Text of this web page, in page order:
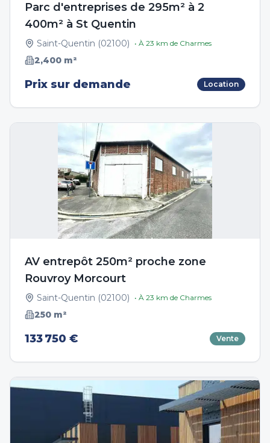
Parc d'entreprises de 295m² à 2
400m² à St Quentin
Saint-Quentin (02100) • À 23 km de Charmes
2,400 m²
Prix sur demande Location
AV entrepôt 250m² proche zone
Rouvroy Morcourt
Saint-Quentin (02100) • À 23 km de Charmes
250 m²
133 750 € Vente